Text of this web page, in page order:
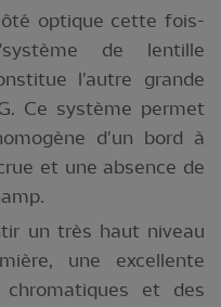
optique cette fois-
de lentille
l'autre grande
Ce système permet
d'un bord à
et une absence de
un très haut ni­veau
une excellente
chromatiques et des